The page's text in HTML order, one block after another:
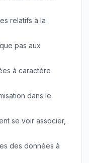
relatifs à la
pas aux
à caractère
dans le
se voir associer,
des données à